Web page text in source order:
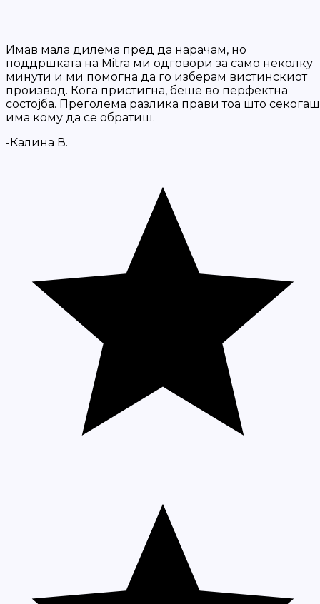
Имав мала дилема пред да нарачам, но
поддршката на Mitra ми одговори за само неколку
минути и ми помогна да го изберам вистинскиот
производ. Кога пристигна, беше во перфектна
состојба. Преголема разлика прави тоа што секогаш
има кому да се обратиш.
-Калина В.